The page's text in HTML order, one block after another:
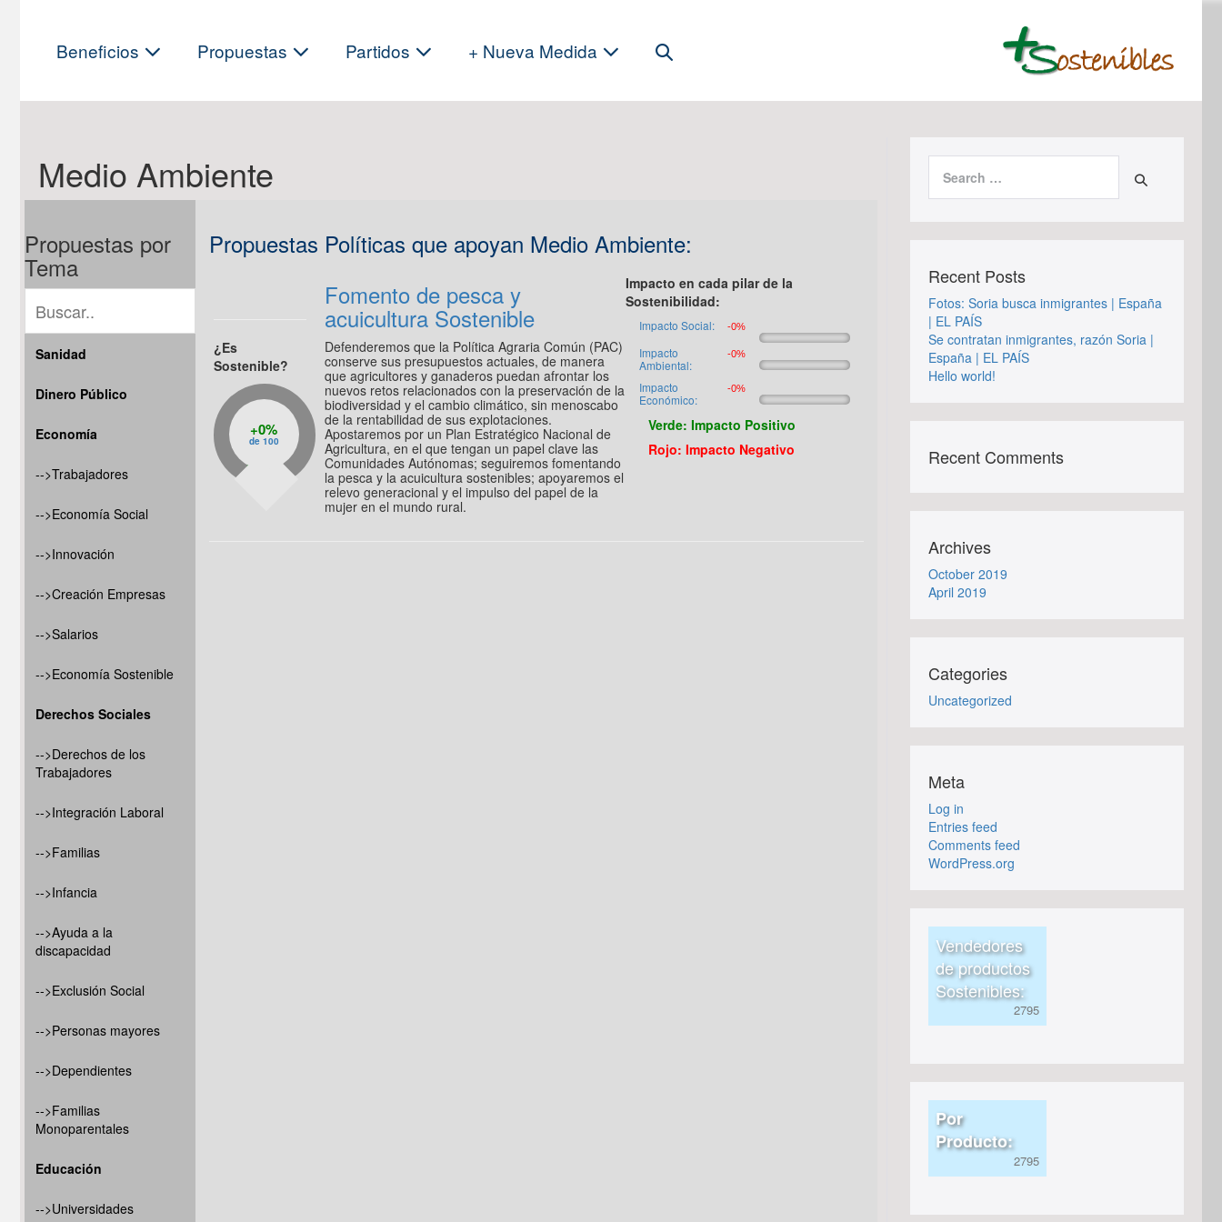
Beneficios Propuestas Partidos + Nueva Medida
Search
Medio Ambiente
Propuestas por
Tema
Sanidad
Dinero Público
Economía
-->Trabajadores
-->Economía Social
-->Innovación
-->Creación Empresas
-->Salarios
-->Economía Sostenible
Derechos Sociales
-->Derechos de los
Trabajadores
-->Integración Laboral
-->Familias
-->Infancia
-->Ayuda a la
discapacidad
-->Exclusión Social
-->Personas mayores
-->Dependientes
-->Familias
Monoparentales
Educación
-->Universidades
Propuestas Políticas que apoyan Medio Ambiente:
¿Es
Sostenible?
0%
de 100
Fomento de pesca y
acuicultura Sostenible
Defenderemos que la Política Agraria Común (PAC)
conserve sus presupuestos actuales, de manera
que agricultores y ganaderos puedan afrontar los
nuevos retos relacionados con la preservación de la
biodiversidad y el cambio climático, sin menoscabo
de la rentabilidad de sus explotaciones.
Apostaremos por un Plan Estratégico Nacional de
Agricultura, en el que tengan un papel clave las
Comunidades Autónomas; seguiremos fomentando
la pesca y la acuicultura sostenibles; apoyaremos el
relevo generacional y el impulso del papel de la
mujer en el mundo rural.
Impacto en cada pilar de la
Sostenibilidad:
Impacto Social:
Impacto
Ambiental:
Impacto
Económico:
Verde: Impacto Positivo
Rojo: Impacto Negativo
for:
Recent Posts
Fotos: Soria busca inmigrantes | España
| EL PAÍS
Se contratan inmigrantes, razón Soria |
España | EL PAÍS
Hello world!
Recent Comments
Archives
October 2019
April 2019
Categories
Uncategorized
Meta
Log in
Entries feed
Comments feed
WordPress.org
Vendedores
de productos
Sostenibles:
Por
Producto: